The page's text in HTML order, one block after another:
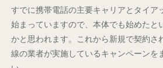
すでに携帯電話の主要キャリアとタイア
始まっていますので、本体でも始めたと
かと思われます。これから新規で契約さ
線の業者が実施しているキャンペーンを